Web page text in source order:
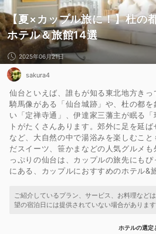
【夏×カップル旅に！】杜の
ホテル＆旅館14選
2025年06月21日
sakura4
仙台といえば、誰もが知る東北地方き
騎馬像がある「仙台城跡」や、杜の都
い「定禅寺通」、伊達家三藩主が眠る
トがたくさんあります。郊外に足を延
など、大自然の中で湯浴みを楽しむこ
だスイーツ、笹かまなどの人気グルメ
っぷりの仙台は、カップルの旅先にも
にある、カップルにおすすめのホテル&
ホテルの選定